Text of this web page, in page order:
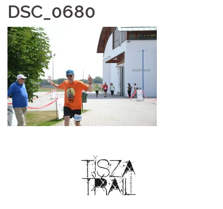
DSC_0680